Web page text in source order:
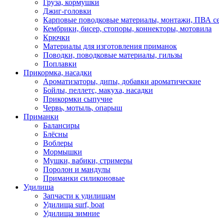
Груза, кормушки
Джиг-головки
Карповые поводковые материалы, монтажи, ПВА
Кембрики, бисер, стопоры, коннекторы, мотовила
Крючки
Материалы для изготовления приманок
Поводки, поводковые материалы, гильзы
Поплавки
Прикормка, насадки
Ароматизаторы, дипы, добавки ароматические
Бойлы, пеллетс, макуха, насадки
Прикормки сыпучие
Червь, мотыль, опарыш
Приманки
Балансиры
Блёсны
Воблеры
Мормышки
Мушки, вабики, стримеры
Поролон и мандулы
Приманки силиконовые
Удилища
Запчасти к удилищам
Удилища surf, boat
Удилища зимние